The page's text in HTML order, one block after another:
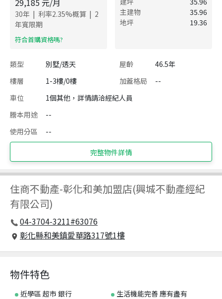
29,185 元/月
30年 | 利率2.35%概算 | 2
年寬限期
​符合首購資格嗎?
主建物
35.96
地坪
19.36
類型 別墅/透天 屋齡
46.5年
樓層
1-3樓/0樓 加蓋格局
--
車位
1個其他，詳情請洽經紀人員
謄本用途
--
使用分區
--
完整物件詳情
住商不動產-彰化和美加盟店(興城不動產經紀
有限公司)
04-3704-3211#63076
彰化縣和美鎮愛華路317號1樓
物件特色
近學區 超市 銀行
生活機能完善 應有盡有